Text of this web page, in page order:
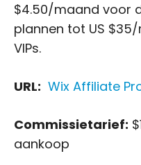
$4.50/maand voor
plannen tot US
VIPs.
URL: Wix Affiliate
Commissietarief:
aankoop